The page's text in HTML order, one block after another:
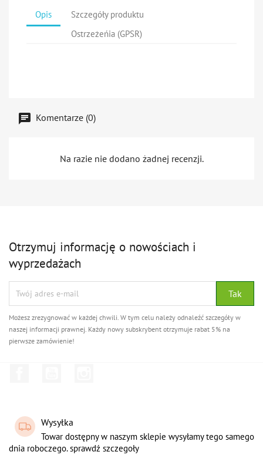
Opis
Szczegóły produktu
Ostrzeżeńia (GPSR)
Komentarze (0)
Na razie nie dodano żadnej recenzji.
Otrzymuj informację o nowościach i
wyprzedażach
Możesz zrezygnować w każdej chwili. W tym celu należy odnaleźć szczegóły w
naszej informacji prawnej. Każdy nowy subskrybent otrzymuje rabat 5% na
pierwsze zamówienie!
Wysyłka
Towar dostępny w naszym sklepie wysyłamy tego samego
dnia roboczego. sprawdź szczegoły